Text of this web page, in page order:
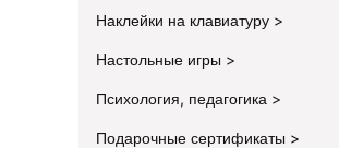
Наклейки на клавиатуру
Настольные игры
Психология, педагогика
Подарочные сертификаты